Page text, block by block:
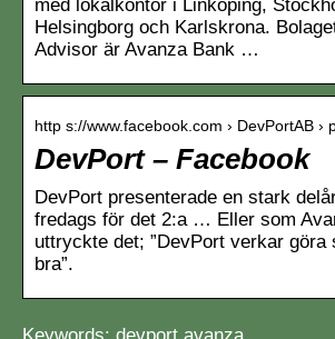
med lokalkontor i Linköping,
Helsingborg och Karlskrona.
Advisor är Avanza Bank …
http s://www.facebook.com › DevPortAB ›
DevPort – Facebook
DevPort presenterade en stark
fredags för det 2:a … Eller som
uttryckte det; ”DevPort verkar göra
bra”.
Keywords: devport avanza